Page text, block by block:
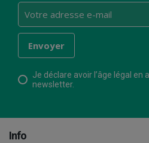
Je déclare avoir l’âge légal en
newsletter.
Info